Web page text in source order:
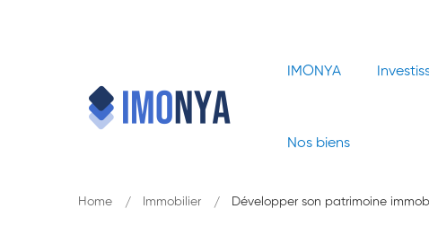
IMONYA
Nos biens
Home Immobilier Développer son patrimoine